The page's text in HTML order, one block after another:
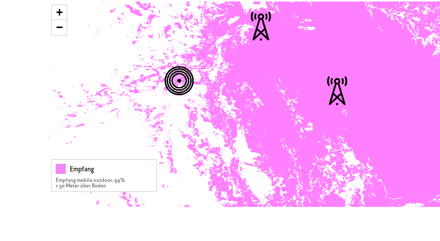
+
−
Empfang
Empfang mobile outdoor, 99%
1.50 Meter über Boden